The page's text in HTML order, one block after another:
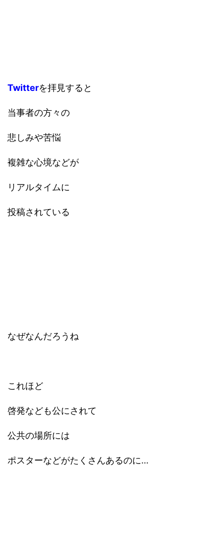
Twitterを拝見すると
当事者の方々の
悲しみや苦悩
複雑な心境などが
リアルタイムに
投稿されている
なぜなんだろうね
これほど
啓発なども公にされて
公共の場所には
ポスターなどがたくさんあるのに…